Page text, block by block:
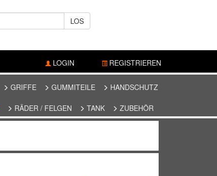
LOS
LOGIN REGISTRIEREN
GRIFFE GUMMITEILE HANDSCHUTZ
RÄDER / FELGEN TANK ZUBEHÖR